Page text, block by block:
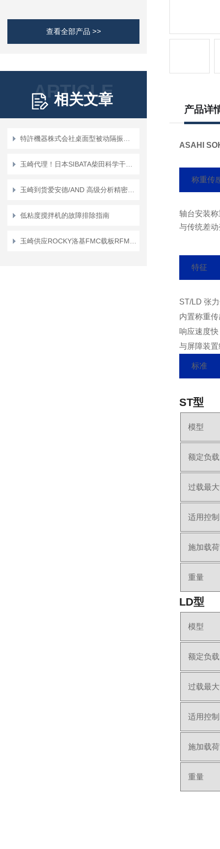
查看全部产品 >>
ARTICLE
相关文章
低粘度搅拌机的故障排除指南
产品详
ASAHI
称重传
轴台安装
与传统差
特征
ST/LD 张
内置称重
响应速度
与屏障装
标准
ST型
模型
额定负载
过载最
适用控
施加载
重量
LD型
模型
额定负载
过载最
适用控
施加载
重量